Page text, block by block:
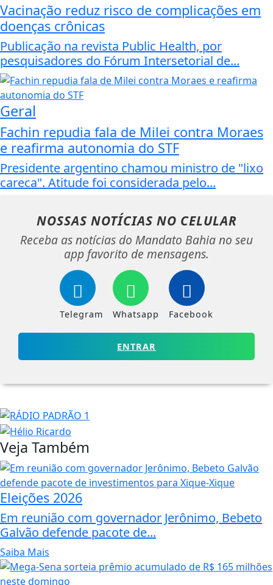
Vacinação reduz risco de complicações em
doenças crônicas
Publicação na revista Public Health, por
pesquisadores do Fórum Intersetorial de...
Geral
Fachin repudia fala de Milei contra Moraes
e reafirma autonomia do STF
Presidente argentino chamou ministro de "lixo
careca". Atitude foi considerada pelo...
NOSSAS NOTÍCIAS NO CELULAR
Receba as notícias do Mandato Bahia no seu
app favorito de mensagens.
Telegram Whatsapp Facebook
ENTRAR
Veja Também
Eleições 2026
Em reunião com governador Jerônimo, Bebeto
Galvão defende pacote de...
Saiba Mais